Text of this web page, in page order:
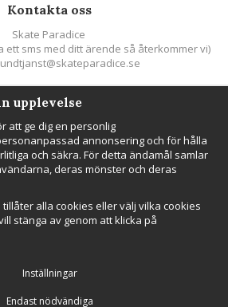
Kontakta oss
Skate Paradice
ett sms med ditt ärende så återkommer vi)
Följ oss
Anmäl mig
upplevelse
att ge dig en personlig
annonsering och för hålla
och säkra. För detta ändamål samlar
deras mönster och deras
alla cookies eller välj vilka cookies
stänga av genom att klicka på
Inställningar
Endast nödvändiga